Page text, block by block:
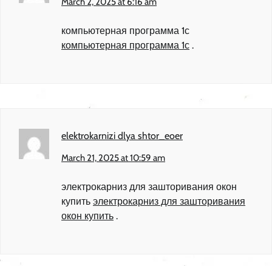
компьютерная программа 1с
компьютерная программа 1с .
elektrokarnizi dlya shtor_eoer
March 21, 2025 at 10:59 am
электрокарниз для зашторивания окон
купить электрокарниз для зашторивания
окон купить .